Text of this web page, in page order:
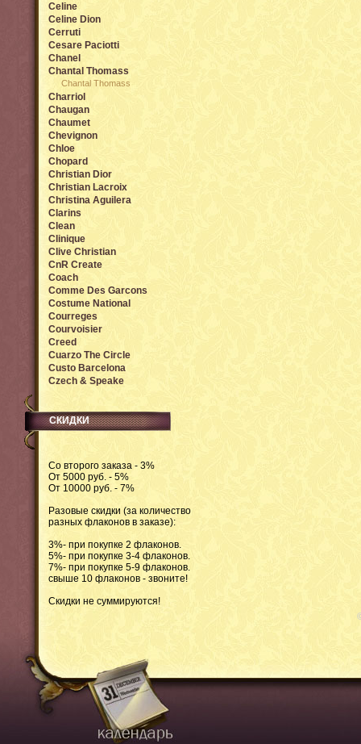
Celine
Celine Dion
Cerruti
Cesare Paciotti
Chanel
Chantal Thomass
Chantal Thomass
Charriol
Chaugan
Chaumet
Chevignon
Chloe
Chopard
Christian Dior
Christian Lacroix
Christina Aguilera
Clarins
Clean
Clinique
Clive Christian
CnR Create
Coach
Comme Des Garcons
Costume National
Courreges
Courvoisier
Creed
Cuarzo The Circle
Custo Barcelona
Czech & Speake
СКИДКИ
Со второго заказа - 3%
От 5000 руб. - 5%
От 10000 руб. - 7%
Разовые скидки (за количество
разных флаконов в заказе):
3%- при покупке 2 флаконов.
5%- при покупке 3-4 флаконов.
7%- при покупке 5-9 флаконов.
свыше 10 флаконов - звоните!
Скидки не суммируются!